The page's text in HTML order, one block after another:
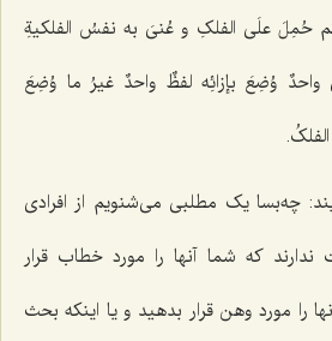
حُمِلَ علَى الفلکِ و عُنیَ به نفسُ الفلکیةِ
وُضِعَ بإزائِه لفظٌ واحدٌ غیرُ ما وُضِعَ
چه‌بسا یک مطلبى می‌شنویم از افرادى
ندارند که شما آنها را مورد خطاب قرار
را مورد وهن قرار بدهید و یا اینکه بحث